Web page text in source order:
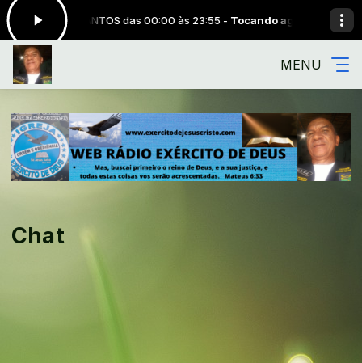
JOSÉ SANTOS das 00:00 às 23:55 -Tocando agora: Purificação
MENU
Chat